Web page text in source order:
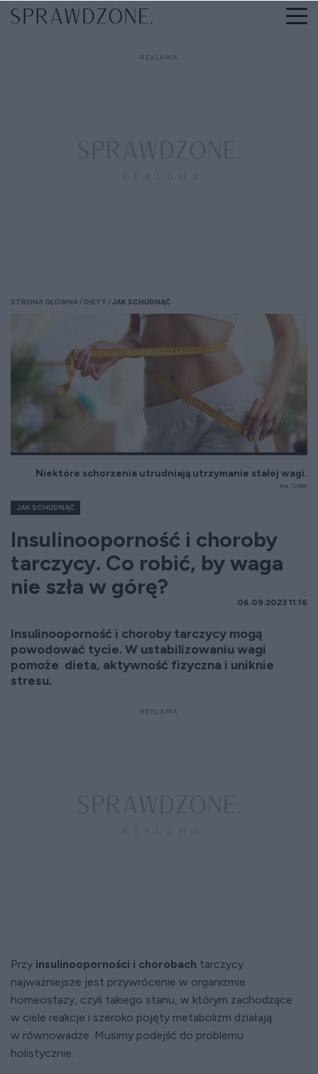
STRONA GŁÓWNA DIETY JAK SCHUDNĄĆ
Niektóre schorzenia utrudniają utrzymanie stałej wagi.
Fot. 123RF
JAK SCHUDNĄĆ
Insulinooporność i choroby
tarczycy. Co robić, by waga
nie szła w górę?
06.09.2023 11:16
Insulinooporność i choroby tarczycy mogą
powodować tycie. W ustabilizowaniu wagi
pomoże dieta, aktywność fizyczna i uniknie
stresu.
Przy insulinooporności i chorobach tarczycy
najważniejsze jest przywrócenie w organizmie
homeostazy, czyli takiego stanu, w którym zachodzące
w ciele reakcje i szeroko pojęty metabolizm działają
w równowadze. Musimy podejść do problemu
holistycznie.